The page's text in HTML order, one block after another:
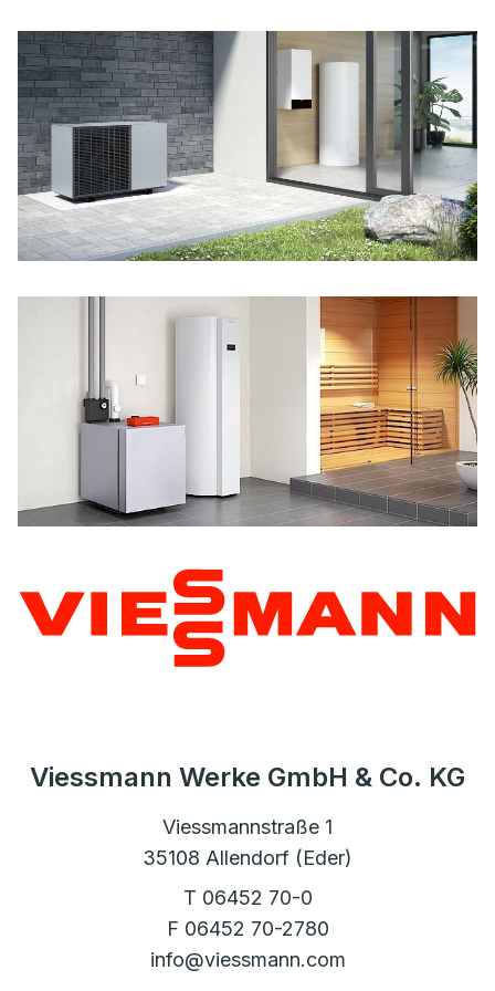
Viessmann Werke GmbH & Co. KG
Viessmannstraße 1
35108 Allendorf (Eder)
T 06452 70-0
F 06452 70-2780
info@viessmann.com